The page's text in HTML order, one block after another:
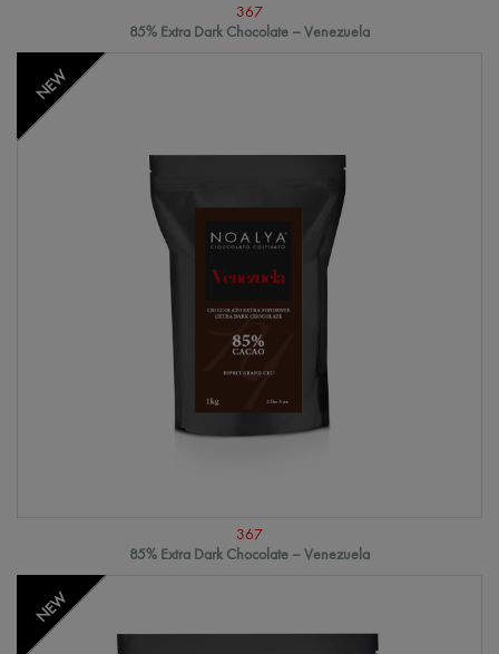
367
85% Extra Dark Chocolate – Venezuela
NEW
367
85% Extra Dark Chocolate – Venezuela
NEW